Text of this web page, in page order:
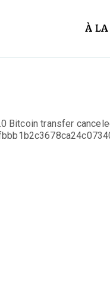
À LA
Bitcoin transfer